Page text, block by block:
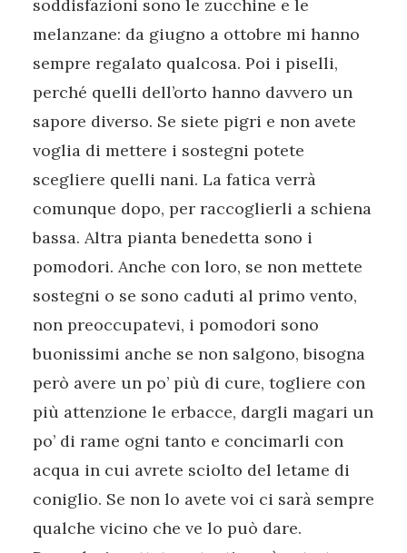
soddisfazioni sono le zucchine e le
melanzane: da giugno a ottobre mi hanno
sempre regalato qualcosa. Poi i piselli,
perché quelli dell’orto hanno davvero un
sapore diverso. Se siete pigri e non avete
voglia di mettere i sostegni potete
scegliere quelli nani. La fatica verrà
comunque dopo, per raccoglierli a schiena
bassa. Altra pianta benedetta sono i
pomodori. Anche con loro, se non mettete
sostegni o se sono caduti al primo vento,
non preoccupatevi, i pomodori sono
buonissimi anche se non salgono, bisogna
però avere un po’ più di cure, togliere con
più attenzione le erbacce, dargli magari un
po’ di rame ogni tanto e concimarli con
acqua in cui avrete sciolto del letame di
coniglio. Se non lo avete voi ci sarà sempre
qualche vicino che ve lo può dare.